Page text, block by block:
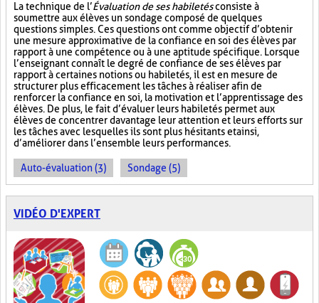
La technique de l’Évaluation de ses habiletésconsiste à
soumettre aux élèves un sondage composé de quelques
questions simples. Ces questions ont comme objectif d’obtenir
une mesure approximative de la confiance en soi des élèves par
rapport à une compétence ou à une aptitude spécifique. Lorsque
l’enseignant connaît le degré de confiance de ses élèves par
rapport à certaines notions ou habiletés, il est en mesure de
structurer plus efficacement les tâches à réaliser afin de
renforcer la confiance en soi, la motivation et l’apprentissage des
élèves. De plus, le fait d’évaluer leurs habiletés permet aux
élèves de concentrer davantage leur attention et leurs efforts sur
les tâches avec lesquelles ils sont plus hésitants et ainsi,
d’améliorer dans l’ensemble leurs performances.
Auto-évaluation (3) Sondage (5)
VIDÉO D'EXPERT